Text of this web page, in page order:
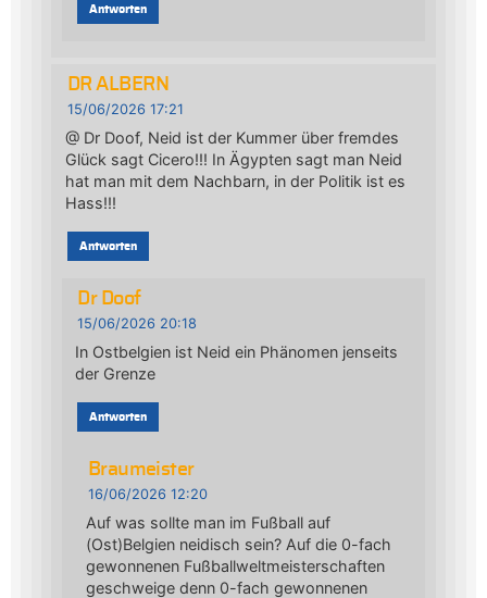
Antworten
DR ALBERN
15/06/2026 17:21
@ Dr Doof, Neid ist der Kummer über fremdes
Glück sagt Cicero!!! In Ägypten sagt man Neid
hat man mit dem Nachbarn, in der Politik ist es
Hass!!!
Antworten
Dr Doof
15/06/2026 20:18
In Ostbelgien ist Neid ein Phänomen jenseits
der Grenze
Antworten
Braumeister
16/06/2026 12:20
Auf was sollte man im Fußball auf
(Ost)Belgien neidisch sein? Auf die 0-fach
gewonnenen Fußballweltmeisterschaften
geschweige denn 0-fach gewonnenen